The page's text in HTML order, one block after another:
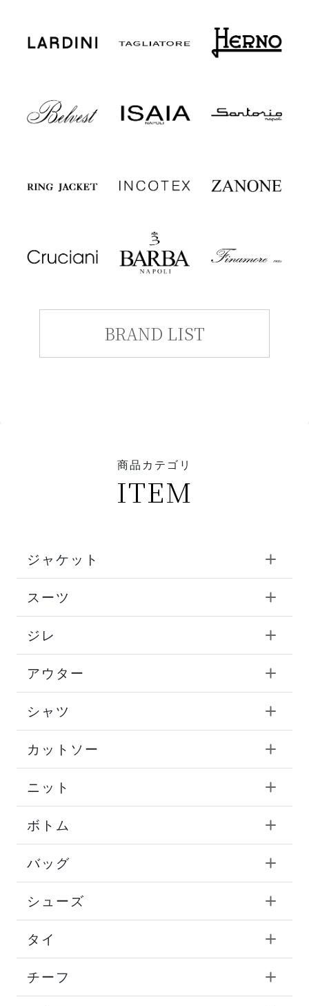
BRAND LIST
商品カテゴリ
ITEM
ジャケット
スーツ
ジレ
アウター
シャツ
カットソー
ニット
ボトム
バッグ
シューズ
タイ
チーフ